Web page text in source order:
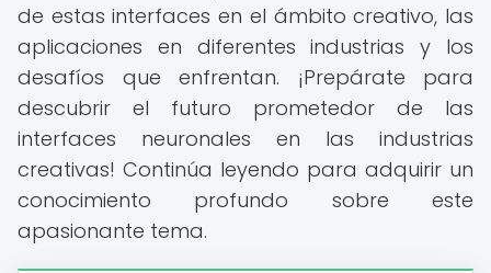
de estas interfaces en el ámbito creativo, las
aplicaciones en diferentes industrias y los
desafíos que enfrentan. ¡Prepárate para
descubrir el futuro prometedor de las
interfaces neuronales en las industrias
creativas! Continúa leyendo para adquirir un
conocimiento profundo sobre este
apasionante tema.